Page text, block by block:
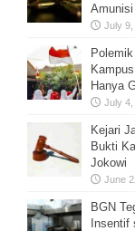
July 9,
Hanya
July 4,
Kejari
Bukti
Jokowi
June
BGN
Insentif